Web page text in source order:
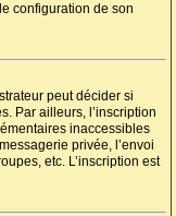
configuration de son
peut décider si
Par ailleurs, l’inscription
inaccessibles
privée, l’envoi
etc. L’inscription est